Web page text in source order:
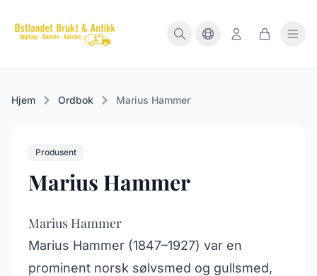
Hjem Ordbok Marius Hammer
Produsent
Marius Hammer
Marius Hammer
Marius Hammer (1847–1927) var en
prominent norsk sølvsmed og gullsmed,